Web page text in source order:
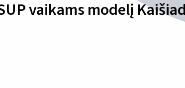
vaikams modelį